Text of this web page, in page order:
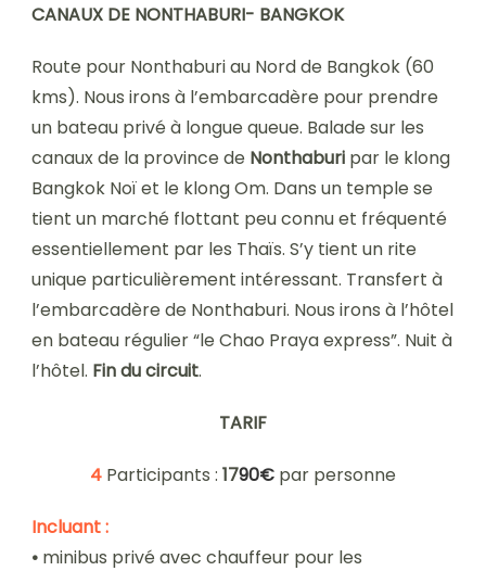
CANAUX DE NONTHABURI- BANGKOK
Route pour Nonthaburi au Nord de Bangkok (60
kms). Nous irons à l’embarcadère pour prendre
un bateau privé à longue queue. Balade sur les
canaux de la province de Nonthaburi par le klong
Bangkok Noï et le klong Om. Dans un temple se
tient un marché flottant peu connu et fréquenté
essentiellement par les Thaïs. S’y tient un rite
unique particulièrement intéressant. Transfert à
l’embarcadère de Nonthaburi. Nous irons à l’hôtel
en bateau régulier “le Chao Praya express”. Nuit à
l’hôtel. Fin du circuit.
TARIF
4 Participants : 1790€ par personne
Incluant :
• minibus privé avec chauffeur pour les